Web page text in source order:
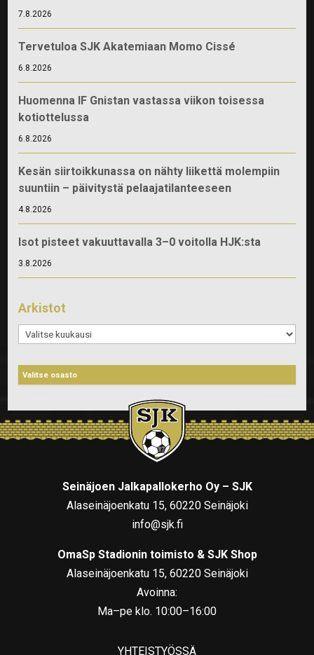
7.8.2026
Tervetuloa SJK Akatemiaan Momo Cissé
6.8.2026
Huomenna IF Gnistan vastassa viikon toisessa
kotiottelussa
6.8.2026
Kesän siirtoikkunassa on nähty liikettä molempiin
suuntiin – päivitystä pelaajatilanteeseen
4.8.2026
Isot pisteet vakuuttavalla 3–0 voitolla HJK:sta
3.8.2026
Arkistot
Arkistot
Seinäjoen Jalkapallokerho Oy – SJK
Alaseinäjoenkatu 15, 60220 Seinäjoki
info@sjk.fi
OmaSp Stadionin toimisto & SJK Shop
Alaseinäjoenkatu 15, 60220 Seinäjoki
Avoinna:
Ma–pe klo. 10:00–16:00
YHTEISTYÖSSÄ